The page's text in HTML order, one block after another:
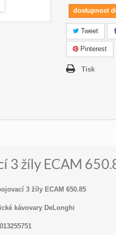
dostupnost
Tweet
Pinterest
Tisk
3 žíly ECAM
3 žíly ECAM 650.85
kávovary DeLonghi